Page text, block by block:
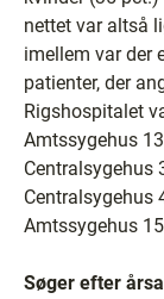
nettet var altså
imellem var der
patienter, der
Rigshospitalet
Amtssygehus
Centralsygehus
Centralsygehus
Amtssygehus
Søger efter